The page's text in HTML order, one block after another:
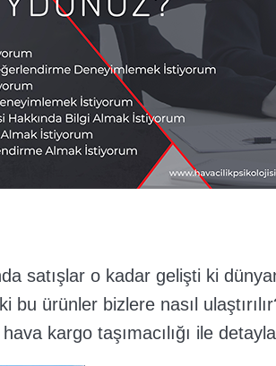
satışlar o kadar gelişti ki
bu ürünler bizlere nasıl
kargo taşımacılığı ile